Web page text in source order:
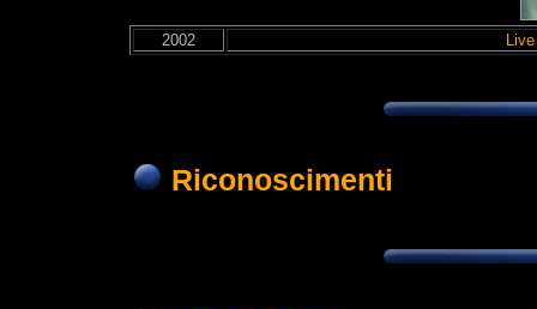
2002 Live
Riconoscimenti